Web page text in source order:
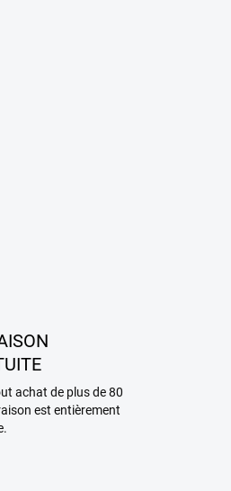
achat de plus de 80
est entièrement